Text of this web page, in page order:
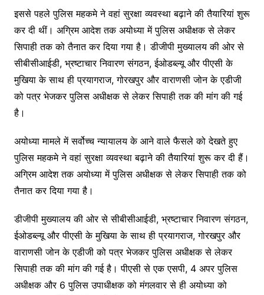
इससे पहले पुलिस महकमे ने वहां सुरक्षा व्यवस्था बढ़ाने की तैयारियां शुरू
कर दी थीं। अग्रिम आदेश तक अयोध्या में पुलिस अधीक्षक से लेकर
सिपाही तक को तैनात कर दिया गया है। डीजीपी मुख्यालय की ओर से
सीबीसीआईडी, भ्रष्टाचार निवारण संगठन, ईओडब्ल्यू और पीएसी के
मुखिया के साथ ही प्रयागराज, गोरखपुर और वाराणसी जोन के एडीजी
को पत्र भेजकर पुलिस अधीक्षक से लेकर सिपाही तक की मांग की गई
है।
अयोध्या मामले में सर्वोच्च न्यायालय के आने वाले फैसले को देखते हुए
पुलिस महकमे ने वहां सुरक्षा व्यवस्था बढ़ाने की तैयारियां शुरू कर दी हैं।
अग्रिम आदेश तक अयोध्या में पुलिस अधीक्षक से लेकर सिपाही तक को
तैनात कर दिया गया है।
डीजीपी मुख्यालय की ओर से सीबीसीआईडी, भ्रष्टाचार निवारण संगठन,
ईओडब्ल्यू और पीएसी के मुखिया के साथ ही प्रयागराज, गोरखपुर और
वाराणसी जोन के एडीजी को पत्र भेजकर पुलिस अधीक्षक से लेकर
सिपाही तक की मांग की गई है। पीएसी से एक एसपी, 4 अपर पुलिस
अधीक्षक और 6 पुलिस उपाधीक्षक को मंगलवार से ही अयोध्या को